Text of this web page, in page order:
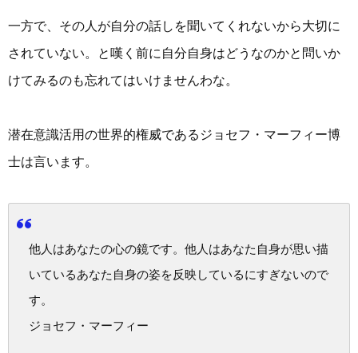
一方で、その人が自分の話しを聞いてくれないから大切に
されていない。と嘆く前に自分自身はどうなのかと問いか
けてみるのも忘れてはいけませんわな。
潜在意識活用の世界的権威であるジョセフ・マーフィー博
士は言います。
他人はあなたの心の鏡です。他人はあなた自身が思い描
いているあなた自身の姿を反映しているにすぎないので
す。
ジョセフ・マーフィー